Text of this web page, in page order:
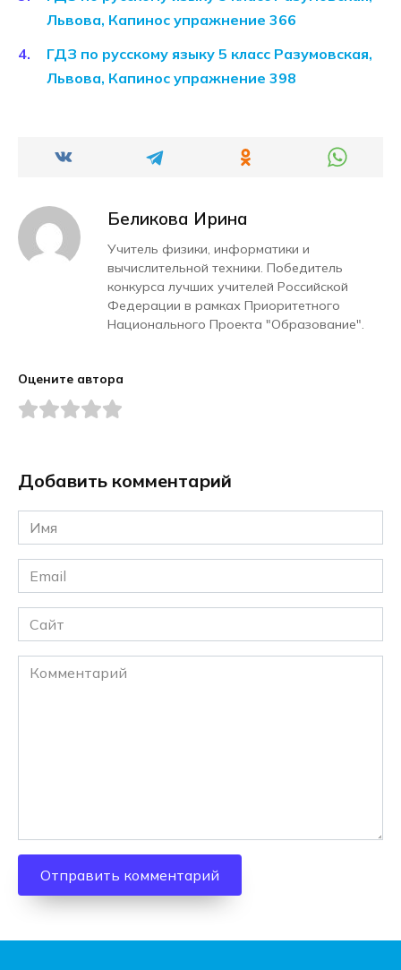
Львова, Капинос упражнение 366
ГДЗ по русскому языку 5 класс Разумовская,
Львова, Капинос упражнение 398
Беликова Ирина
Учитель физики, информатики и
вычислительной техники. Победитель
конкурса лучших учителей Российской
Федерации в рамках Приоритетного
Национального Проекта "Образование".
Оцените автора
Добавить комментарий
Имя
*
Email
*
Сайт
Комментарий